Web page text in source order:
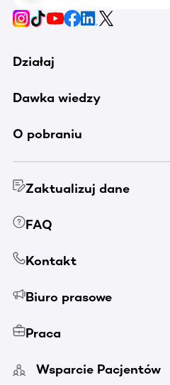
Działaj
Dawka wiedzy
O pobraniu
Zaktualizuj dane
FAQ
Kontakt
Biuro prasowe
Praca
Wsparcie Pacjentów